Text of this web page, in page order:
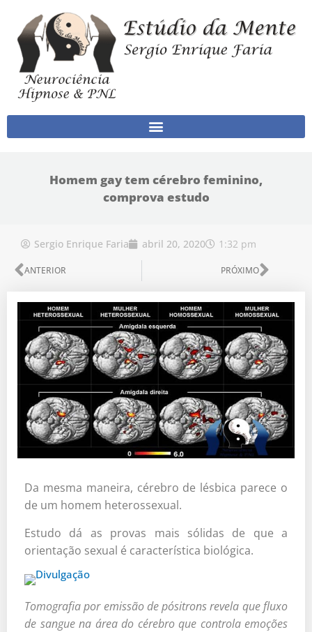
Homem gay tem cérebro feminino,
comprova estudo
Sergio Enrique Faria abril 20, 2020 1:32 pm
Anterior
ANTERIOR PRÓXIMO
Da mesma maneira, cérebro de lésbica parece o
de um homem heterossexual.
Estudo dá as provas mais sólidas de que a
orientação sexual é característica biológica.
Tomografia por emissão de pósitrons revela que fluxo
de sangue na área do cérebro que controla emoções